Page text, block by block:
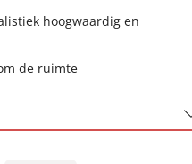
hoogwaardig en
de ruimte